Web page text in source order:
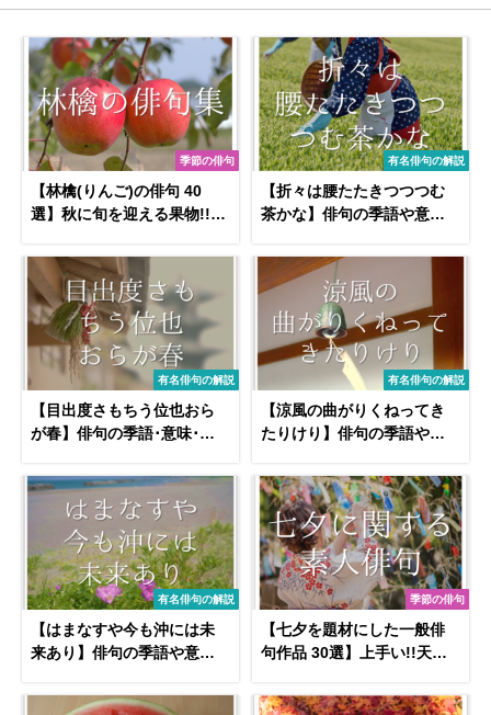
季節の俳句
【林檎(りんご)の俳句 40
選】秋に旬を迎える果物!!リ
一般作品を紹介
有名俳句の解説
【折々は腰たたきつつつむ
茶かな】俳句の季語や意味･
徹底解説!!
有名俳句の解説
【目出度さもちう位也おら
が春】俳句の季語･意味･鑑
徹底解説!!
有名俳句の解説
【涼風の曲がりくねってき
たりけり】俳句の季語や意
ど徹底解説!!
有名俳句の解説
【はまなすや今も沖には未
来あり】俳句の季語や意味･
徹底解説!!
季節の俳句
【七夕を題材にした一般俳
句作品 30選】上手い!!天の
俳句を紹介